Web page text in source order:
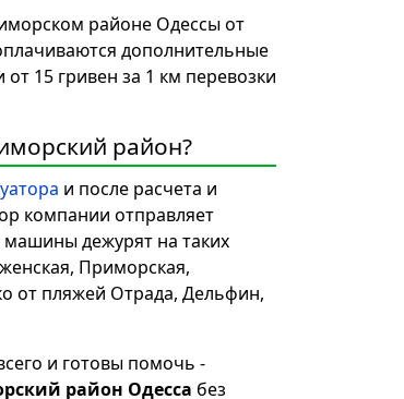
районе Одессы от
дополнительные
15 гривен за 1 км перевозки
район?
и после расчета и
компании отправляет
дежурят на таких
Приморская,
от пляжей Отрада, Дельфин,
и готовы помочь -
район Одесса без